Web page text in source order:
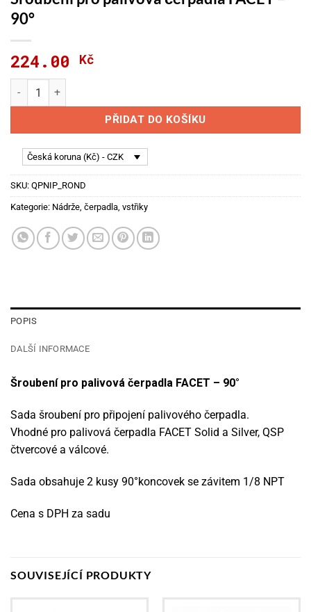
90°
224.00 Kč
Šroubení pro palivová čerpadla FACET - 90° množství
PŘIDAT DO KOŠÍKU
Česká koruna (Kč) - CZK
SKU: QPNIP_ROND
Kategorie: Nádrže, čerpadla, vstřiky
POPIS
DALŠÍ INFORMACE
Šroubení pro palivová čerpadla FACET – 90°
Sada šroubení pro připojení palivového čerpadla.
Vhodné pro palivová čerpadla FACET Solid a Silver, QSP
čtvercové a válcové.
Sada obsahuje 2 kusy 90°koncovek se závitem 1/8 NPT
Cena s DPH za sadu
SOUVISEJÍCÍ PRODUKTY